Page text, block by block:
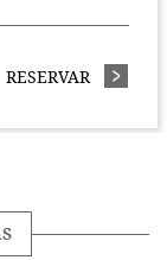
RESERVAR-